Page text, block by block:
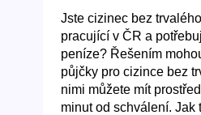
Jste cizinec bez
pracující v ČR a
peníze? Řešením
půjčky pro cizince bez
nimi můžete mít
minut od schválení. Jak